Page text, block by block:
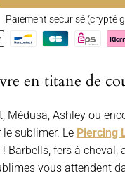
Paiement securisé (crypté
en titane de
Médusa, Ashley ou
sublimer. Le Piercing
Barbells, fers à
vous attendent